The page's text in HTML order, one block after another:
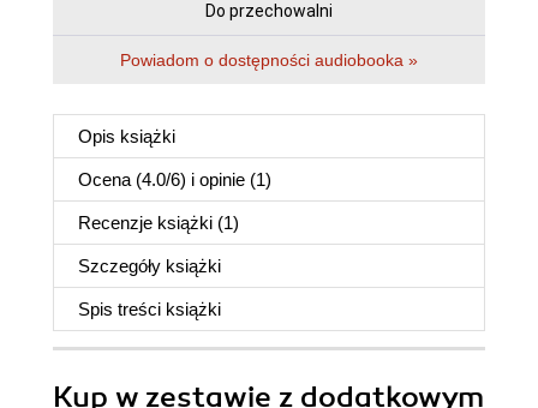
Do przechowalni
Powiadom o dostępności audiobooka »
Opis książki
Ocena (4.0/6) i opinie (1)
Recenzje książki (1)
Szczegóły książki
Spis treści książki
Kup w zestawie z dodatkowym